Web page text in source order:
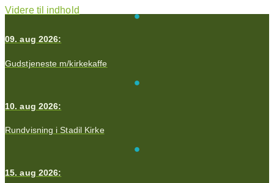
Videre til indhold
09. aug 2026:
Gudstjeneste m/kirkekaffe
10. aug 2026:
Rundvisning i Stadil Kirke
15. aug 2026: